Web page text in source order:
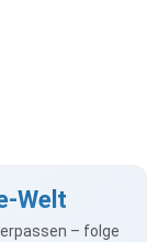
Welt
– folge